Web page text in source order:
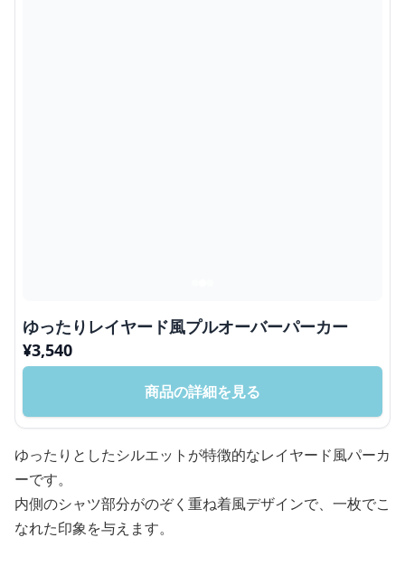
ゆったりレイヤード風プルオーバーパーカー
¥3,540
商品の詳細を見る
ゆったりとしたシルエットが特徴的なレイヤード風パーカ
ーです。
内側のシャツ部分がのぞく重ね着風デザインで、一枚でこ
なれた印象を与えます。